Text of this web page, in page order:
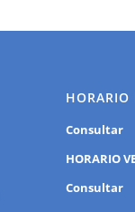
HORARIO
Consultar
HORARIO
Consultar